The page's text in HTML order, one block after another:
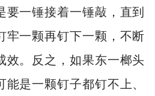
要一锤接着一锤敲，直到
牢一颗再钉下一颗，不断
效。反之，如果东一榔头
是一颗钉子都钉不上、